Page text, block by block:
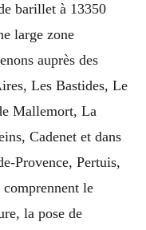
barillet à 13350
large zone
auprès des
Les Bastides, Le
Mallemort, La
Cadenet et dans
Provence, Pertuis,
le
la pose de